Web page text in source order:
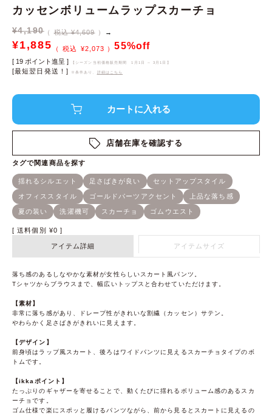
カッセンボリュームラップスカーチョ
¥4,190 税込 ¥4,609 →
¥1,885 ¥2,073 55%off
[ 19 ポイント進呈 ] 【シーズン当初価格販売期間 1月1日 ～ 3月1日 】
[最短翌日発送！] ※条件あり、 詳細はこちら
店舗在庫を確認する
送料個別 ¥0
アイテム詳細 アイテムサイズ
落ち感のあるしなやかな素材が女性らしいスカート風パンツ。
Tシャツからブラウスまで、幅広いトップスと合わせていただけます。
【素材】
非常に落ち感があり、ドレープ性がきれいな割繊（カッセン）サテン。
やわらかく足さばきがきれいに見えます。
【デザイン】
前身頃はラップ風スカート、後ろはワイドパンツに見えるスカーチョタイプのボ
トムです。
【ikkaポイント】
たっぷりのギャザーを寄せることで、動くたびに揺れるボリューム感のあるスカ
ーチョです。
ゴム仕様で楽にスポッと履けるパンツながら、前から見るとスカートに見えるの